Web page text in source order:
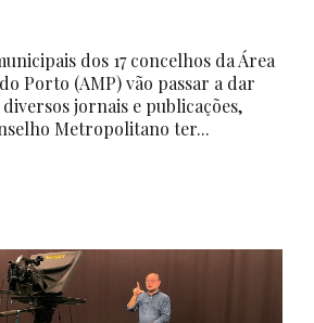
dos 17 concelhos da Área
Porto (AMP) vão passar a dar
diversos jornais e publicações,
Metropolitano ter...